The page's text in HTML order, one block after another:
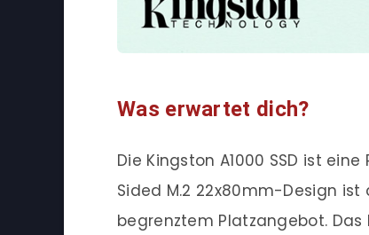
Was erwartet dich?
Die Kingston A1000 SSD ist
Sided M.2 22x80mm-Design
begrenztem Platzangebot. Das